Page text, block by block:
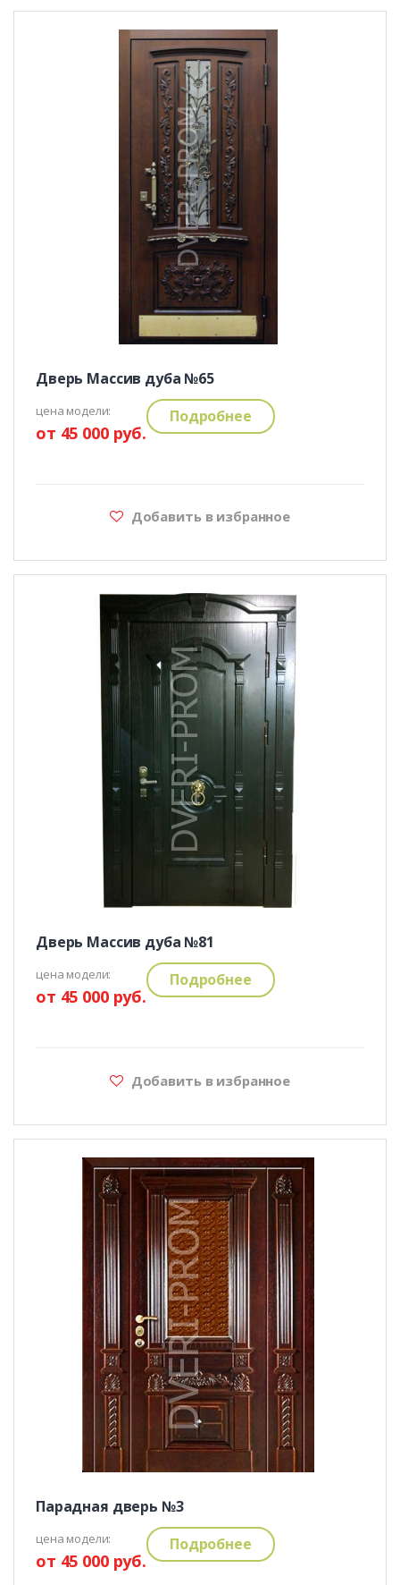
Дверь Массив дуба №65
цена модели:
от 45 000 руб.
Подробнее
Добавить в избранное
Дверь Массив дуба №81
цена модели:
от 45 000 руб.
Подробнее
Добавить в избранное
Парадная дверь №3
цена модели:
от 45 000 руб.
Подробнее